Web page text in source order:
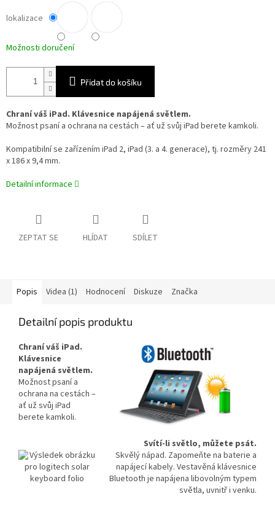
lokalizace
Možnosti doručení
Přidat do košíku
Chraní váš iPad. Klávesnice napájená světlem.
Možnost psaní a ochrana na cestách – ať už svůj iPad berete kamkoli.
Kompatibilní se zařízením iPad 2, iPad (3. a 4. generace), tj. rozměry 241
x 186 x 9,4 mm.
Detailní informace
ZEPTAT SE HLÍDAT SDÍLET
Popis Videa (1) Hodnocení Diskuze Značka
Detailní popis produktu
Chraní váš iPad.
Klávesnice
napájená světlem.
Možnost psaní a
ochrana na cestách –
ať už svůj iPad
berete kamkoli.
Svítí-li světlo, můžete psát.
Skvělý nápad. Zapomeňte na baterie a
napájecí kabely. Vestavěná klávesnice
Bluetooth je napájena libovolným typem
světla, uvnitř i venku.